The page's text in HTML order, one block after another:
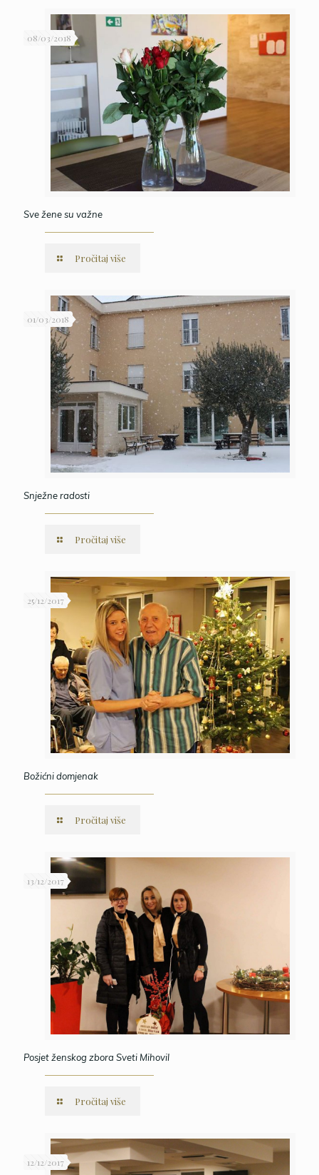
08/03/2018
Sve žene su važne
Pročitaj više
01/03/2018
Snježne radosti
Pročitaj više
25/12/2017
Božićni domjenak
Pročitaj više
13/12/2017
Posjet ženskog zbora Sveti Mihovil
Pročitaj više
12/12/2017